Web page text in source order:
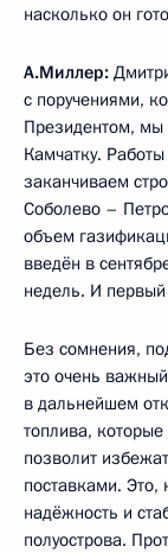
насколько он
А.Миллер:
с поручениями,
Президентом,
Камчатку.
заканчиваем
Соболево –
объем
введён в
недель. И
Без сомнения,
это очень
в дальнейшем
топлива,
позволит
поставками. Это,
надёжность и
полуострова.